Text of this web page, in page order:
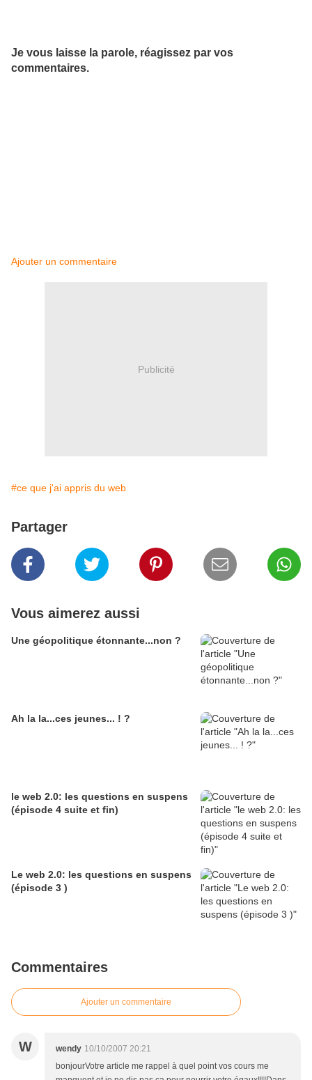
Je vous laisse la parole, réagissez par vos
commentaires.
Ajouter un commentaire
Publicité
#ce que j'ai appris du web
Partager
Vous aimerez aussi
Une géopolitique étonnante...non ?
Ah la la...ces jeunes... ! ?
le web 2.0: les questions en suspens
(épisode 4 suite et fin)
Le web 2.0: les questions en suspens
(épisode 3 )
Commentaires
Ajouter un commentaire
W wendy 10/10/2007 20:21
bonjourVotre article me rappel à quel point vos cours me